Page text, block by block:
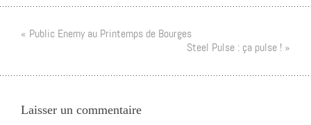
« Public Enemy au Printemps de Bourges
Steel Pulse : ça pulse ! »
Laisser un commentaire